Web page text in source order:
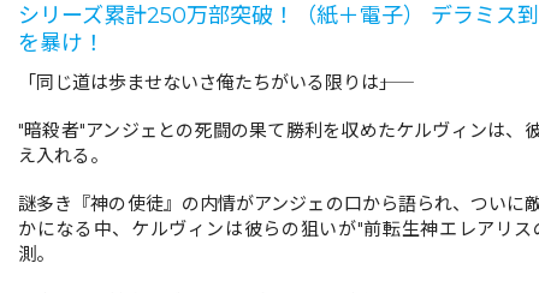
シリーズ累計250万部突破！（紙＋電子） デラミス到
を暴け！
「同じ道は歩ませないさ俺たちがいる限りは――」
"暗殺者"アンジェとの死闘の果て勝利を収めたケルヴィンは、
え入れる。
謎多き『神の使徒』の内情がアンジェの口から語られ、ついに
かになる中、ケルヴィンは彼らの狙いが"前転生神エレアリ
測。